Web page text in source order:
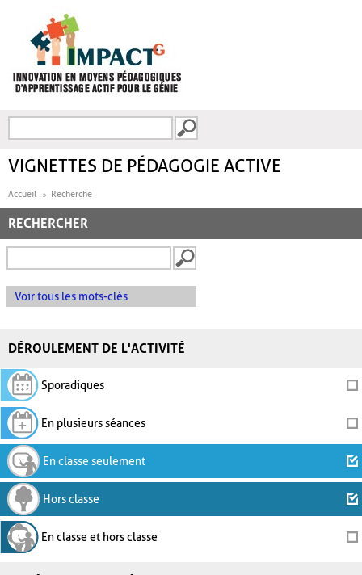
FORMULAIRE DE
VIGNETTES DE PÉDAGOGIE ACTIVE
Accueil Recherche
RECHERCHER
Voir tous les mots-clés
DÉROULEMENT DE L'ACTIVITÉ
Sporadiques
En plusieurs séances
En classe seulement
Hors classe
En classe et hors classe